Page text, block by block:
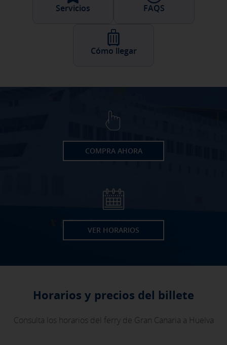
Servicios FAQS
Cómo llegar
COMPRA AHORA
VER HORARIOS
Horarios y precios del billete
Consulta los horarios del ferry de Gran Canaria a Huelva